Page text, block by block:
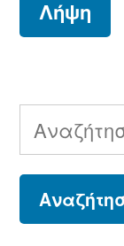
Λήψη
Αναζήτηση
για: